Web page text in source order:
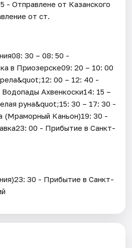
- Отправлене от Казанского
от ст.
30 – 08: 50 -
в Приозерске09: 20 – 10: 00
00 – 12: 40 -
Ахвенкоски14: 15 –
руна&quot;15: 30 – 17: 30 -
(Мраморный Каньон)19: 30 -
00 - Прибытие в Санкт-
30 - Прибытие в Санкт-